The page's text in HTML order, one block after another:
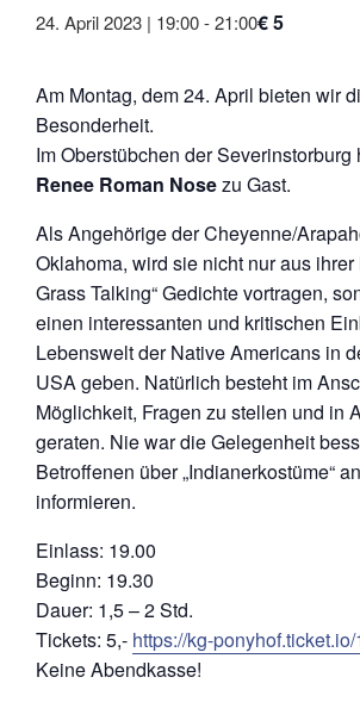
24. April 2023 | 19:00-21:00€ 5
Am Montag, dem 24. April bieten wir
Besonderheit.
Im Oberstübchen der Severinstorburg
Renee Roman Nosezu Gast.
Als Angehörige der Cheyenne/
Oklahoma, wird sie nicht nur aus ihrer
Grass Talking“ Gedichte vortragen,
einen interessanten und kritischen
Lebenswelt der Native Americans in
USA geben. Natürlich besteht im
Möglichkeit, Fragen zu stellen und in
geraten. Nie war die Gelegenheit
Betroffenen über „Indianerkostüme“
informieren.
Einlass: 19.00
Beginn: 19.30
Dauer: 1,5 – 2 Std.
Tickets: 5,- https://kg-
Keine Abendkasse!